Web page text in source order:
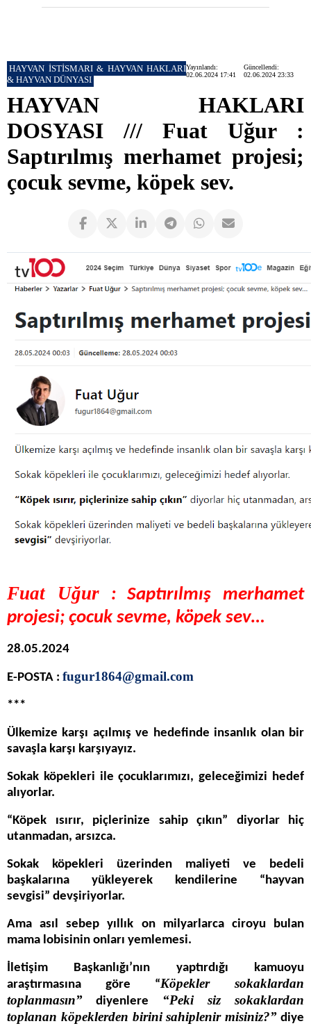
HAYVAN İSTİSMARI & HAYVAN HAKLARI
& HAYVAN DÜNYASI
Yayınlandı:
02.06.2024 17:41
Güncellendi:
02.06.2024 23:33
HAYVAN HAKLARI
DOSYASI /// Fuat Uğur :
Saptırılmış merhamet projesi;
çocuk sevme, köpek sev.
Fuat Uğur: Saptırılmış merhamet
projesi; çocuk sevme, köpek sev…
28.05.2024
E-POSTA : fugur1864@gmail.com
***
Ülkemize karşı açılmış ve hedefinde insanlık olan bir
savaşla karşı karşıyayız.
Sokak köpekleri ile çocuklarımızı, geleceğimizi hedef
alıyorlar.
“Köpek ısırır, piçlerinize sahip çıkın” diyorlar hiç
utanmadan, arsızca.
Sokak köpekleri üzerinden maliyeti ve bedeli
başkalarına yükleyerek kendilerine “hayvan
sevgisi” devşiriyorlar.
Ama asıl sebep yıllık on milyarlarca ciroyu bulan
mama lobisinin onları yemlemesi.
İletişim Başkanlığı’nın yaptırdığı kamuoyu
araştırmasına göre “Köpekler sokaklardan
toplanmasın” diyenlere “Peki siz sokaklardan
toplanan köpeklerden birini sahiplenir misiniz?” diye